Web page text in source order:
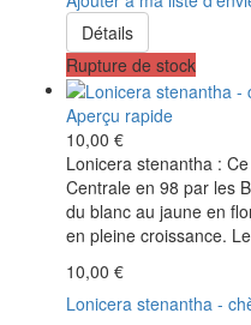
Détails
Rupture de stock
Aperçu rapide
10,00 €
Lonicera stenantha :
Centrale en 98 par les
du blanc au jaune en
en pleine croissance.
10,00 €
Lonicera stenantha -